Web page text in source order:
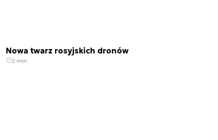
Nowa twarz rosyjskich dronów
2 min.